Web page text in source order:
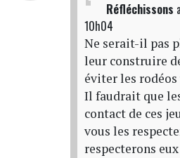
Réfléchissons
10h04
Ne serait-il pas
leur construire
éviter les
Il faudrait que
contact de ces
vous les
respecterons